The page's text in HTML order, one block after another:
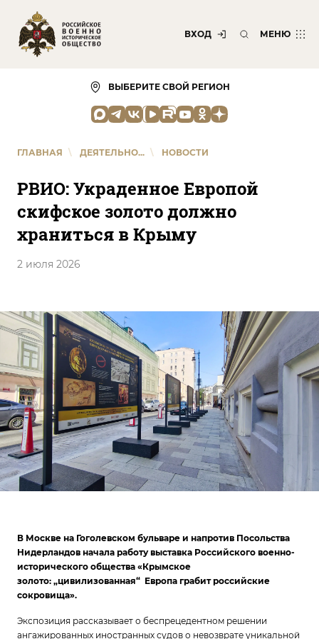
ВХОД МЕНЮ
ВЫБЕРИТЕ СВОЙ РЕГИОН
ГЛАВНАЯ \ ДЕЯТЕЛЬНО... \ НОВОСТИ
РВИО: Украденное Европой
скифское золото должно
храниться в Крыму
2 июля 2026
В Москве на Гоголевском бульваре и напротив Посольства
Нидерландов начала работувыставка Российского военно-
исторического общества «Крымское
золото: „цивилизованная“ Европа грабит российские
сокровища».
Экспозиция рассказывает о беспрецедентном решении
ангажированных иностранных судов о невозврате уникальной